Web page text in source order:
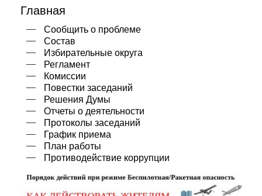
Главная
Сообщить о проблеме
Состав
Избирательные округа
Регламент
Комиссии
Повестки заседаний
Решения Думы
Отчеты о деятельности
Протоколы заседаний
График приема
План работы
Противодействие коррупции